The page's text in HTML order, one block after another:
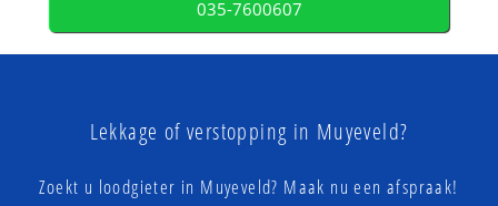
035-7600607
Lekkage of verstopping in Muyeveld?
Zoekt u loodgieter in Muyeveld? Maak nu een afspraak!